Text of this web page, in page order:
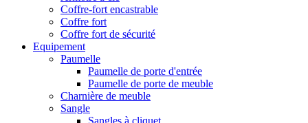
Coffre-fort encastrable
Coffre fort
Coffre fort de sécurité
Equipement
Paumelle
Paumelle de porte d'entrée
Paumelle de porte de meuble
Charnière de meuble
Sangle
Sangles à cliquet